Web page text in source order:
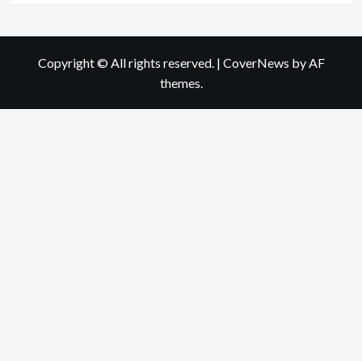
Copyright © All rights reserved. | CoverNews by AF
themes.